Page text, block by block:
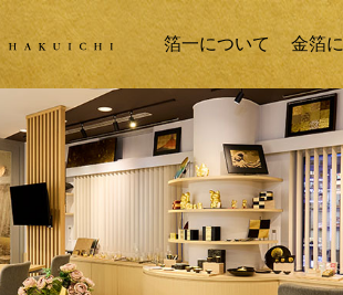
箔一について 金箔